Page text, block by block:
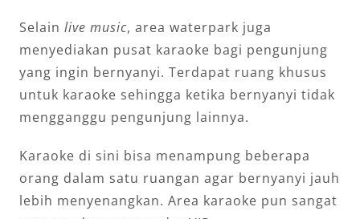
Selain live music, area waterpark juga
menyediakan pusat karaoke bagi pengunjung
yang ingin bernyanyi. Terdapat ruang khusus
untuk karaoke sehingga ketika bernyanyi tidak
mengganggu pengunjung lainnya.
Karaoke di sini bisa menampung beberapa
orang dalam satu ruangan agar bernyanyi jauh
lebih menyenangkan. Area karaoke pun sangat